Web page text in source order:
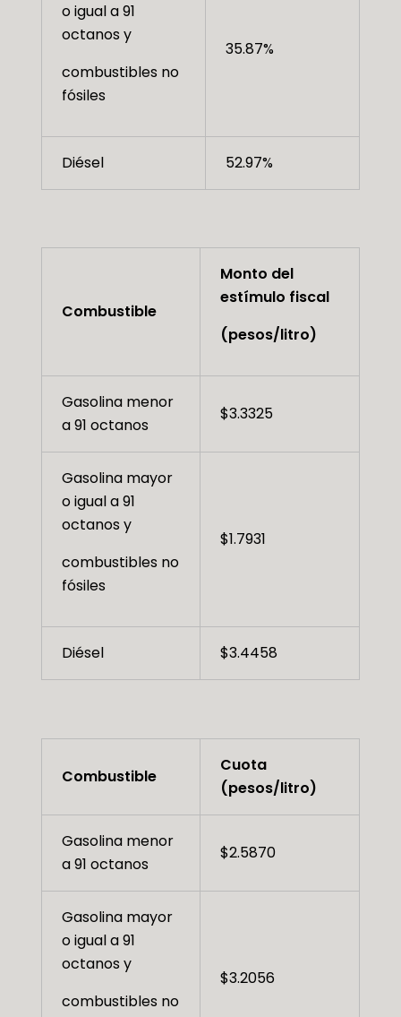
o igual a 91
octanos y
combustibles no
fósiles
35.87%
Diésel 52.97%
Combustible
Monto del
estímulo fiscal
(pesos/litro)
Gasolina menor
a 91 octanos
$3.3325
Gasolina mayor
o igual a 91
octanos y
combustibles no
fósiles
$1.7931
Diésel $3.4458
Combustible
Cuota
(pesos/litro)
Gasolina menor
a 91 octanos
$2.5870
Gasolina mayor
o igual a 91
octanos y
combustibles no
$3.2056